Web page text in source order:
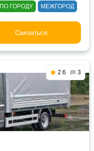
ПО ГОРОДУ МЕЖГОРОД
Связаться
2.6 3